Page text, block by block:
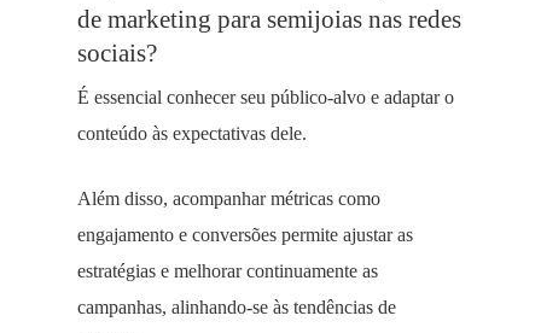
de marketing para semijoias nas redes
sociais?
É essencial conhecer seu público-alvo e adaptar o
conteúdo às expectativas dele.
Além disso, acompanhar métricas como
engajamento e conversões permite ajustar as
estratégias e melhorar continuamente as
campanhas, alinhando-se às tendências de